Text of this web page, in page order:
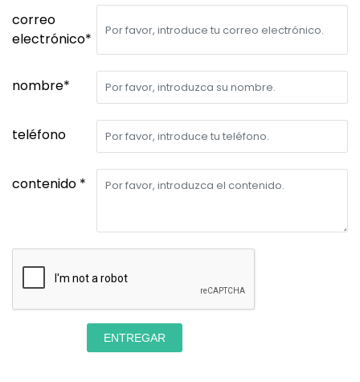
correo
electrónico*
nombre*
teléfono
contenido *
ENTREGAR